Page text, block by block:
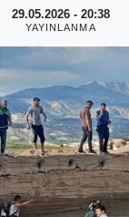
29.05.2026 - 20:38
YAYINLANMA
ASAYİŞ
Haber Arşivi